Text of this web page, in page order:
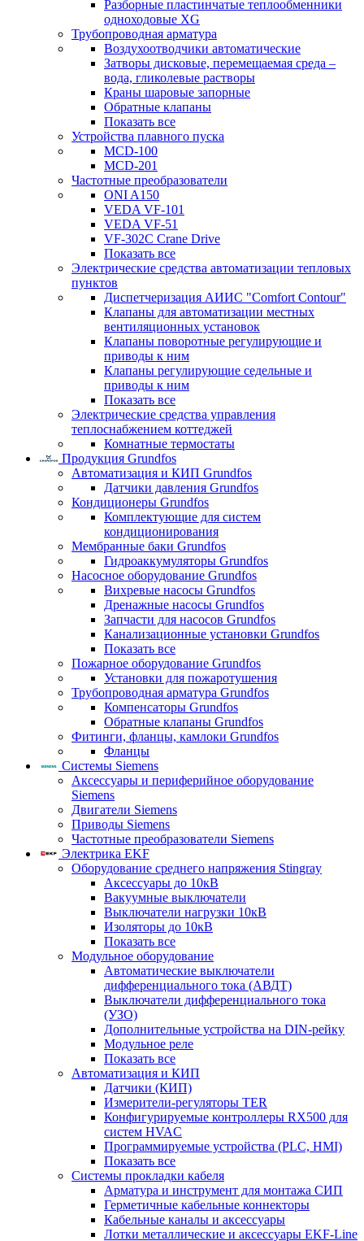
Разборные пластинчатые теплообменники
одноходовые ХG
Трубопроводная арматура
Воздухоотводчики автоматические
Затворы дисковые, перемещаемая среда –
вода, гликолевые растворы
Краны шаровые запорные
Обратные клапаны
Показать все
Устройства плавного пуска
MCD-100
MCD-201
Частотные преобразователи
ONI A150
VEDA VF-101
VEDA VF-51
VF-302C Crane Drive
Показать все
Электрические средства автоматизации тепловых
пунктов
Диспетчеризация АИИС "Comfort Contour"
Клапаны для автоматизации местных
вентиляционных установок
Клапаны поворотные регулирующие и
приводы к ним
Клапаны регулирующие седельные и
приводы к ним
Показать все
Электрические средства управления
теплоснабжением коттеджей
Комнатные термостаты
Продукция Grundfos
Автоматизация и КИП Grundfos
Датчики давления Grundfos
Кондиционеры Grundfos
Комплектующие для систем
кондиционирования
Мембранные баки Grundfos
Гидроаккумуляторы Grundfos
Насосное оборудование Grundfos
Вихревые насосы Grundfos
Дренажные насосы Grundfos
Запчасти для насосов Grundfos
Канализационные установки Grundfos
Показать все
Пожарное оборудование Grundfos
Установки для пожаротушения
Трубопроводная арматура Grundfos
Компенсаторы Grundfos
Обратные клапаны Grundfos
Фитинги, фланцы, камлоки Grundfos
Фланцы
Системы Siemens
Аксессуары и периферийное оборудование
Siemens
Двигатели Siemens
Приводы Siemens
Частотные преобразователи Siemens
Электрика EKF
Оборудование среднего напряжения Stingray
Аксессуары до 10кВ
Вакуумные выключатели
Выключатели нагрузки 10кВ
Изоляторы до 10кВ
Показать все
Модульное оборудование
Автоматические выключатели
дифференциального тока (АВДТ)
Выключатели дифференциального тока
(УЗО)
Дополнительные устройства на DIN-рейку
Модульное реле
Показать все
Автоматизация и КИП
Датчики (КИП)
Измерители-регуляторы TER
Конфигурируемые контроллеры RX500 для
систем HVAC
Программируемые устройства (PLC, HMI)
Показать все
Системы прокладки кабеля
Арматура и инструмент для монтажа СИП
Герметичные кабельные коннекторы
Кабельные каналы и аксессуары
Лотки металлические и аксессуары EKF-Line